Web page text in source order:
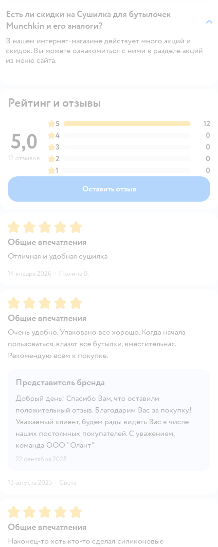
Есть ли скидки на Сушилка для бутылочек
Munchkin и его аналоги?
В нашем интернет-магазине действует много акций и
скидок. Вы можете ознакомиться с ними в разделе акций
из меню сайта.
Рейтинг и отзывы
5,0
12 отзывов
5
12
4
0
3
0
2
0
1
0
Оставить отзыв
Рейтинг:5
Общие впечатления
Отличная и удобная сушилка
14 января 2026 · Полина В.
Рейтинг:5
Общие впечатления
Очень удобно. Упаковано все хорошо. Когда начала
пользоваться, влазят все бутылки, вместительная.
Рекомендую всем к покупке.
Представитель бренда
Добрый день! Спасибо Вам, что оставили
положительный отзыв. Благодарим Вас за покупку!
Уважаемый клиент, будем рады видеть Вас в числе
наших постоянных покупателей. С уважением,
команда ООО "Олант"
22 сентября 2025
13 августа 2025 · Света
Рейтинг:5
Общие впечатления
Наконец-то хоть кто-то сделал силиконовые